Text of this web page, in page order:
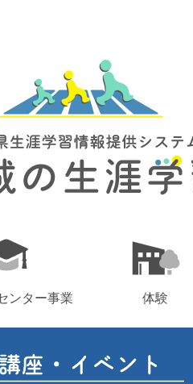
ンター事業 体験